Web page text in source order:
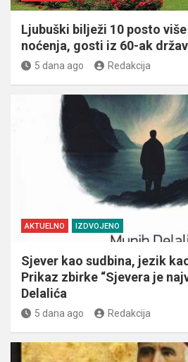
Ljubuški bilježi 10 posto
noćenja, gosti iz 60-ak
5 dana ago Redakcija
AKTUELNO IZDVOJENO
Sjever kao sudbina, jezik
Prikaz zbirke “Sjevera je
Delalića
5 dana ago Redakcija